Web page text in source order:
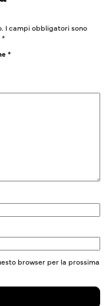
I campi obbligatori sono
*
*
browser per la prossima